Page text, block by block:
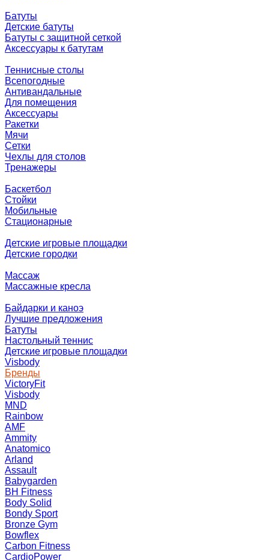
Батуты
Детские батуты
Батуты с защитной сеткой
Аксессуары к батутам
Теннисные столы
Всепогодные
Антивандальные
Для помещения
Аксессуары
Ракетки
Мячи
Сетки
Чехлы для столов
Тренажеры
Баскетбол
Стойки
Мобильные
Стационарные
Детские игровые площадки
Детские городки
Массаж
Массажные кресла
Байдарки и каноэ
Лучшие предложения
Батуты
Настольный теннис
Детские игровые площадки
Visbody
Бренды
VictoryFit
Visbody
MND
Rainbow
AMF
Ammity
Anatomico
Arland
Assault
Babygarden
BH Fitness
Body Solid
Bondy Sport
Bronze Gym
Bowflex
Carbon Fitness
CardioPower